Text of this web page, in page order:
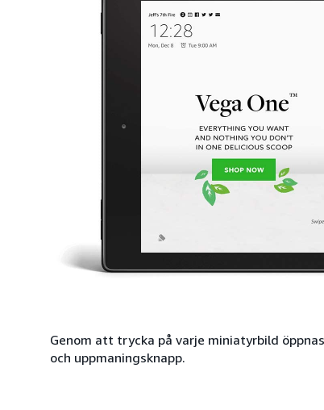
Genom att trycka på varje miniatyrbild
och uppmaningsknapp.